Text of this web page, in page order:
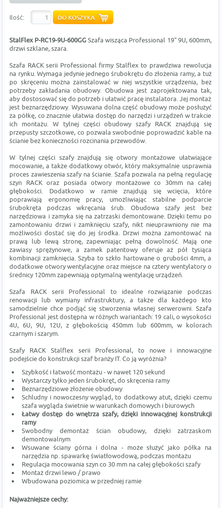
Ilość:
StalFlex P-RC19-9U-600GGSzafa wisząca Professional 19" 9U, 600mm,
drzwi szklane, szara.
Szafa RACK serii Professional firmy Stalflex to prawdziwa rewolucja
na rynku. Wymaga jedynie jednego śrubokrętu do złożenia ramy, a tuż
po skręceniu można zainstalować w niej wszystkie urządzenia, bez
potrzeby zakładania obudowy. Obudowa jest zaprojektowana tak,
aby dostosować się do potrzeb i ułatwić pracę instalatora. Jej montaż
jest beznarzędziowy. Wysuwana dolna część obudowy może posłużyć
za półkę, co znacznie ułatwia dostęp do narzędzi i urządzeń w trakcie
ich montażu. W tylnej części obudowy szafy RACK znajdują się
przepusty szczotkowe, co pozwala swobodnie poprowadzić kable na
ścianie bez konieczności rozcinania przewodów.
W tylnej części szafy znajdują się otwory montażowe ułatwiające
mocowanie, a także dodatkowy otwór, który maksymalnie usprawnia
proces zawieszenia szafy na ścianie. Szafa pozwala na pełną regulację
szyn RACK oraz posiada otwory montażowe co 30mm na całej
głębokości. Dodatkowo w ramie znajdują się wcięcia, które
poprawiają ergonomię pracy, umożliwiając stabilne podparcie
śrubokręta podczas wkręcania śrub. Obudowa szafy jest bez
narzędziowa i zamyka się na zatrzaski demontowane. Dzięki temu po
zamontowaniu drzwi i zamknięciu szafy, nikt nieuprawniony nie ma
możliwości dostać się do jej środka. Drzwi można zamontować na
prawą lub lewą stronę, zapewniając pełną dowolność. Mają one
zawiasy sprężynowe, a zamek patentowy oferuje aż pół tysiąca
kombinacji zamknięcia. Szyba to szkło hartowane o grubości 4mm, a
dodatkowe otwory wentylacyjne oraz miejsce na cztery wentylatory o
średnicy 120mm zapewniają optymalną wentylację urządzeń.
Szafa RACK serii Professional to idealne rozwiązanie podczas
renowacji lub wymiany infrastruktury, a także dla każdego kto
samodzielnie chce podjąć się stworzenia własnej serwerowni. Szafa
Professional jest dostępna w różnych wariantach: 19 cali, o wysokości
4U, 6U, 9U, 12U, z głębokością 450mm lub 600mm, w kolorach
czarnym i szarym.
Szafy RACK Stalflex serii Professional, to nowe i innowacyjne
podejście do konstrukcji szaf branży IT. Co ją wyróżnia?
Szybkość i łatwość montażu - w nawet 120 sekund
Wystarczy tylko jeden śrubokręt, do skręcenia ramy
Beznarzędziowe złożenie obudowy
Schludny i nowoczesny wygląd, to dodatkowy atut, dzięki czemu
szafa wygląda świetnie w warunkach domowych i biurowych
Łatwy dostęp do wnętrza szafy, dzięki innowacyjnej konstrukcji
ramy
Swobodny demontaż ścian obudowy, dzięki zatrzaskom
demontowalnym
Wsuwane ściany górna i dolna - może służyć jako półka na
narzędzia np. spawarkę światłowodową, podczas montażu
Regulacja mocowania szyn co 30 mm na całej głębokości szafy
Montaż drzwi lewo / prawo
Wbudowana poziomica w przedniej ramie
Najważniejsze cechy: